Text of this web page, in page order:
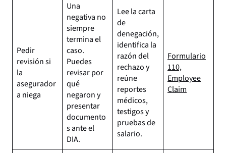
Pedir
revisión si
la
asegurador
a niega
Una
negativa no
siempre
termina el
caso.
Puedes
revisar por
qué
negaron y
presentar
documento
s ante el
DIA.
Lee la carta
de
denegación,
identifica la
razón del
rechazo y
reúne
reportes
médicos,
testigos y
pruebas de
salario.
Formulario
110,
Employee
Claim